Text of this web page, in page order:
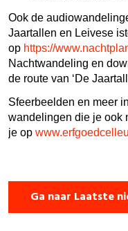
Ook de
Jaartallen en Leivese
op https://
Nachtwandeling en
de route van ‘De
Sfeerbeelden en meer
wandelingen die je ook
je op
Ga naar Laatste